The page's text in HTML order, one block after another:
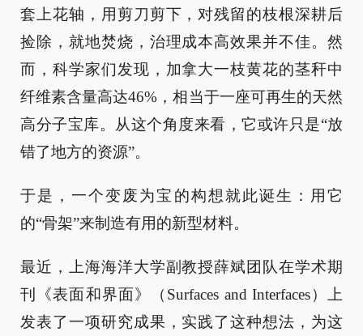
套上花轴，用剪刀剪下，对残留的枝根深耕后
捡除，就地焚烧，治理成本高效果并不佳。然
而，科学家们发现，加拿大一枝黄花的茎秆中
纤维素含量高达‌46%‌，相当于一座可再生的天然
高分子宝库。从这个角度来看，它或许只是“放
错了地方的资源”。
于是，一个变废为宝的构想就此诞生：用它
的“骨架”来制造有用的新型材料。
最近，上海海洋大学副教授薛斌团队在学术期
刊《表面和界面》（Surfaces and Interfaces）上
发表了一项研究成果，实践了这种想法，为这